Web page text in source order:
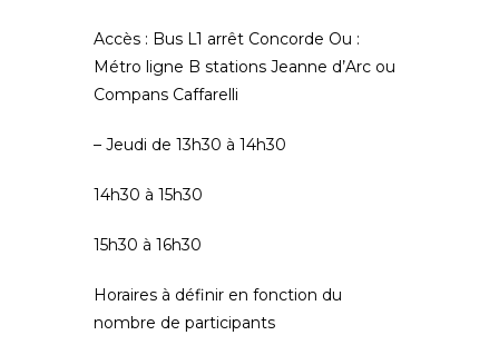
Accès : Bus L1 arrêt Concorde Ou :
Métro ligne B stations Jeanne d’Arc ou
Compans Caffarelli
– Jeudi de 13h30 à 14h30
14h30 à 15h30
15h30 à 16h30
Horaires à définir en fonction du
nombre de participants